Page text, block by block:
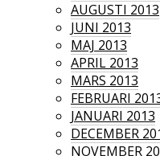
AUGUSTI 2013
JUNI 2013
MAJ 2013
APRIL 2013
MARS 2013
FEBRUARI
JANUARI 2013
DECEMBER
NOVEMBER